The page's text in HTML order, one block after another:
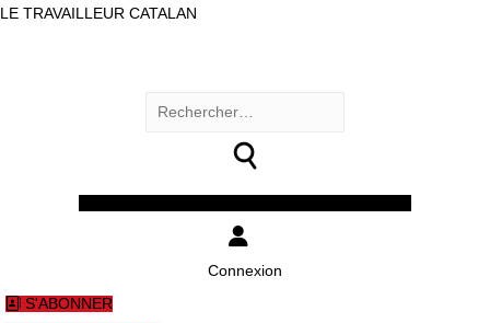
LE TRAVAILLEUR CATALAN
Rechercher :
Connexion
S'ABONNER